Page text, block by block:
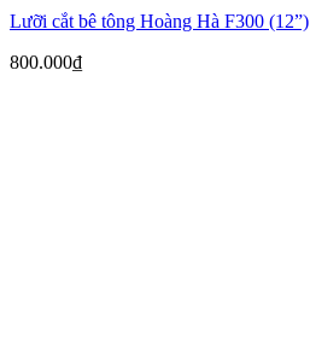
Lưỡi cắt bê tông Hoàng Hà F300 (12”)
800.000₫